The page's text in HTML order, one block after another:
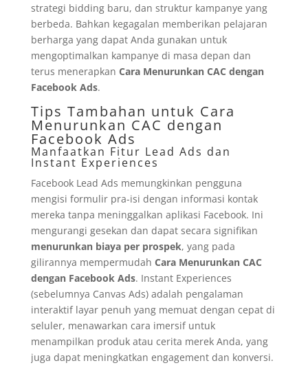
strategi bidding baru, dan struktur kampanye yang
berbeda. Bahkan kegagalan memberikan pelajaran
berharga yang dapat Anda gunakan untuk
mengoptimalkan kampanye di masa depan dan
terus menerapkan Cara Menurunkan CAC dengan
Facebook Ads.
Tips Tambahan untuk Cara
Menurunkan CAC dengan
Facebook Ads
Manfaatkan Fitur Lead Ads dan
Instant Experiences
Facebook Lead Ads memungkinkan pengguna
mengisi formulir pra-isi dengan informasi kontak
mereka tanpa meninggalkan aplikasi Facebook. Ini
mengurangi gesekan dan dapat secara signifikan
menurunkan biaya per prospek, yang pada
gilirannya mempermudah Cara Menurunkan CAC
dengan Facebook Ads. Instant Experiences
(sebelumnya Canvas Ads) adalah pengalaman
interaktif layar penuh yang memuat dengan cepat di
seluler, menawarkan cara imersif untuk
menampilkan produk atau cerita merek Anda, yang
juga dapat meningkatkan engagement dan konversi.